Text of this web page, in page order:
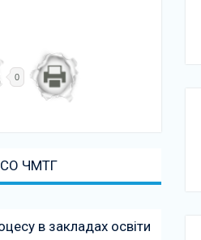
0
ЧМТГ
в закладах освіти